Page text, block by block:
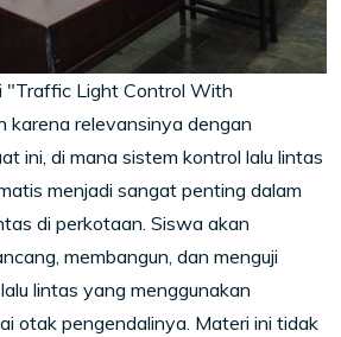
"Traffic Light Control With
karena relevansinya dengan
ini, di mana sistem kontrol lalu lintas
menjadi sangat penting dalam
di perkotaan. Siswa akan
membangun, dan menguji
lintas yang menggunakan
otak pengendalinya. Materi ini tidak